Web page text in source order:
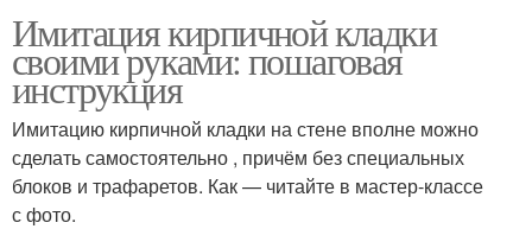
Имитация кирпичной кладки
своими руками: пошаговая
инструкция
Имитацию кирпичной кладки на стене вполне можно
сделать самостоятельно , причём без специальных
блоков и трафаретов. Как — читайте в мастер-классе
с фото.